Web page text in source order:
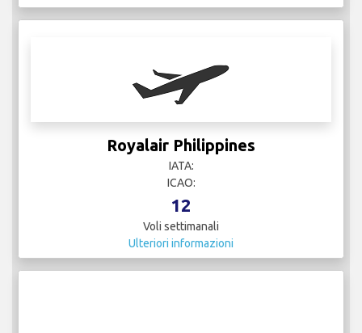
Royalair Philippines
IATA:
ICAO:
12
Voli settimanali
Ulteriori informazioni